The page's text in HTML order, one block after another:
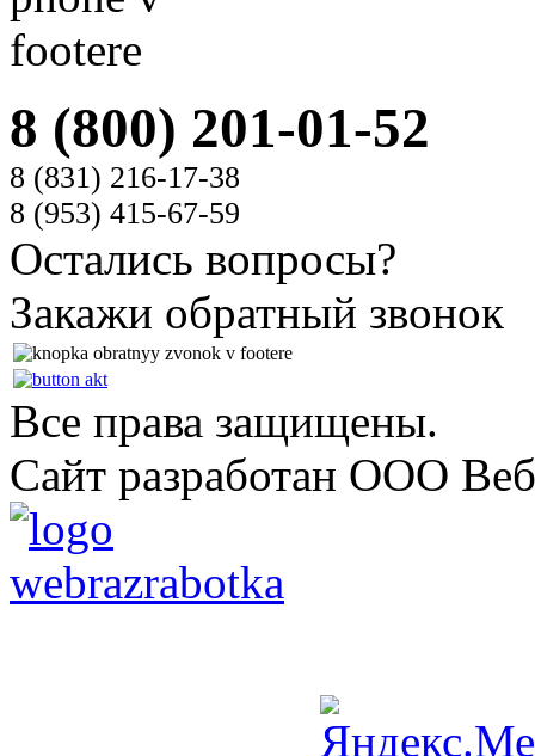
8 (800) 201-01-52
8 (831) 216-17-38
8 (953) 415-67-59
Остались вопросы?
Закажи обратный звонок
Все права защищены.
Сайт разработан ООО